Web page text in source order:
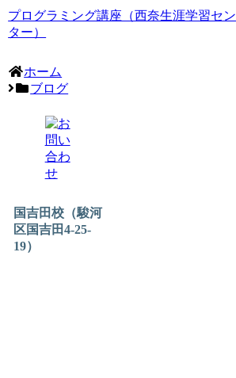
プログラミング講座（西奈生涯学習セン
ター）
ホーム
ブログ
国吉田校（駿河
区国吉田4-25-
19）